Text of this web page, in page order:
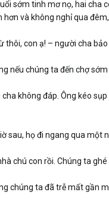
sớm tinh mơ nọ, hai cha
hơn và không nghỉ qua
thôi, con ạ! – người cha
nếu chúng ta đến chợ
cha không đáp. Ông kéo
sau, họ đi ngang qua một
chú con rồi. Chúng ta
chúng ta đã trễ mất gần